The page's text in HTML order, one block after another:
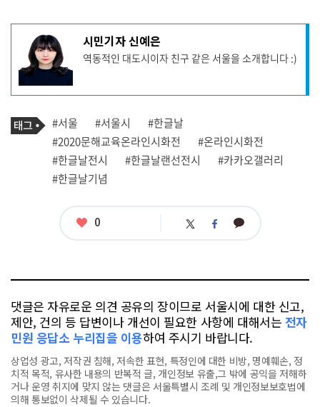
작
성
자
프
필
시민기자 신예은
역동적인 대도시이자 친구 같은 서울을 소개합니다 :)
기
사
관
련
태
그
태
그
#서울 #서울시
#한글날
#2020문해교육온라인시화전
#온라인시화전
#한글날전시
#한글날랜선전시
#카카오갤러리
#한글날기념
좋
0 트 페 카
댓글은 자유로운 의견 공유의 장이므로 서울시에 대한 신고,
제안, 건의 등 답변이나 개선이 필요한 사항에 대해서는 전자
민원 응답소 누리집을 이용하여 주시기 바랍니다.
상업성 광고, 저작권 침해, 저속한 표현, 특정인에 대한 비방, 명예훼손, 정
치적 목적, 유사한 내용의 반복적 글, 개인정보 유출,그 밖에 공익을 저해하
거나 운영 취지에 맞지 않는 댓글은 서울특별시 조례 및 개인정보보호법에
의해 통보없이 삭제될 수 있습니다.